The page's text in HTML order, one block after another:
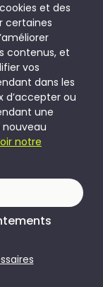
et des
certaines
contenus, et
vos
dans les
d’accepter ou
une
nouveau
notre